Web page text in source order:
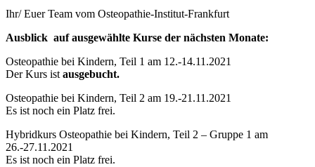
Ihr/ Euer Team vom Osteopathie-Institut-Frankfurt
Ausblick auf ausgewählte Kurse der nächsten Monate:
Osteopathie bei Kindern, Teil 1 am 12.-14.11.2021
Der Kurs ist ausgebucht.
Osteopathie bei Kindern, Teil 2 am 19.-21.11.2021
Es ist noch ein Platz frei.
Hybridkurs Osteopathie bei Kindern, Teil 2 – Gruppe 1 am
26.-27.11.2021
Es ist noch ein Platz frei.